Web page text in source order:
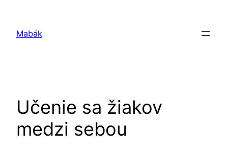
obsah
Mabák
Učenie sa žiakov
medzi sebou